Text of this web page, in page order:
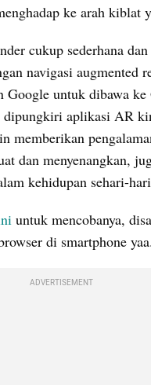
ke arah kiblat
cukup sederhana dan
navigasi augmented
Google untuk dibawa ke
dipungkiri aplikasi AR
memberikan
dan menyenangkan,
kehidupan sehari-
untuk mencobanya,
di smartphone yaa.
ADVERTISEMENT